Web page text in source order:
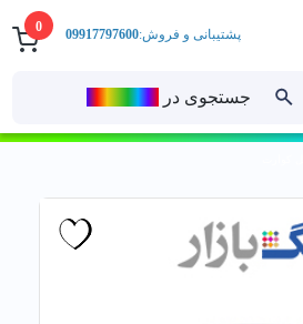
0
جستجوی در
پشتیبانی و فروش:09917797600